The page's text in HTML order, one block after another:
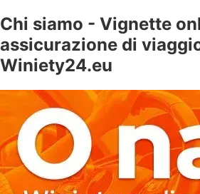
Chi siamo - Vignette
assicurazione di
Winiety24.eu